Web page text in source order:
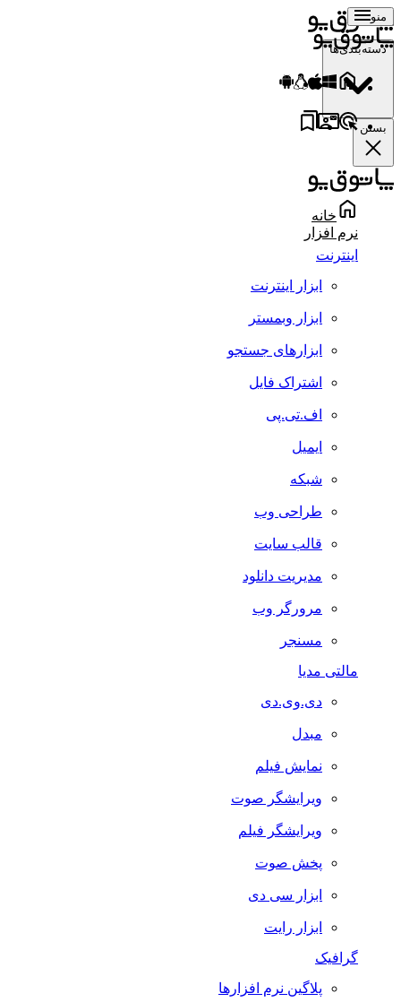
منو
دسته‌بندی‌ها
بستن
خانه
نرم افزار
اینترنت
ابزار اینترنت
ابزار وبمستر
ابزارهای جستجو
اشتراک فایل
اف.تی.پی
ایمیل
شبکه
طراحی وب
قالب سایت
مدیریت دانلود
مرورگر وب
مسنجر
مالتی مدیا
دی.وی.دی
مبدل
نمایش فیلم
ویرایشگر صوت
ویرایشگر فیلم
پخش صوت
ابزار سی دی
ابزار رایت
گرافیک
پلاگین نرم افزارها